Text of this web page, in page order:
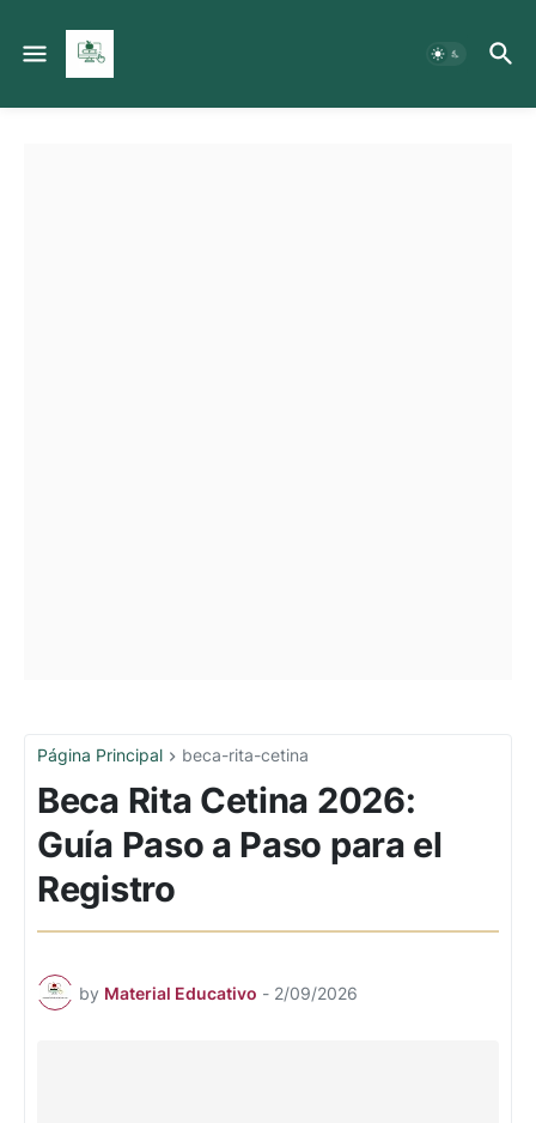
Página Principal beca-rita-cetina
Beca Rita Cetina 2026:
Guía Paso a Paso para el
Registro
by Material Educativo - 2/09/2026